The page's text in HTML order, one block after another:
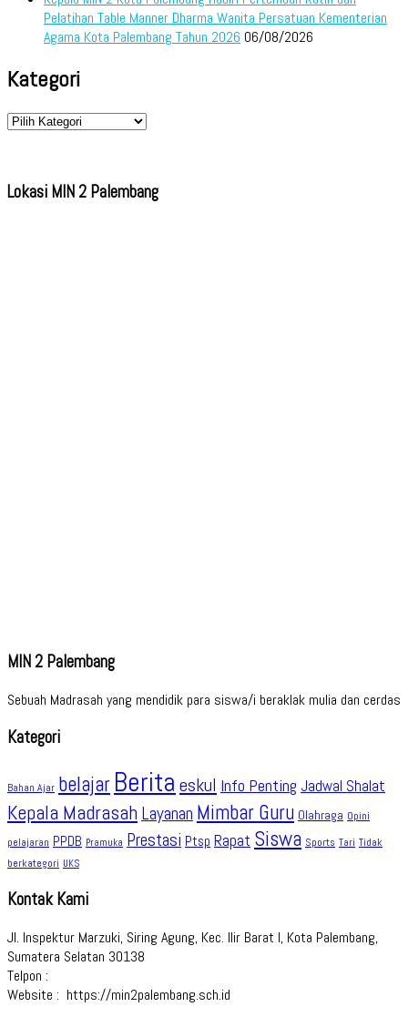
Pelatihan Table Manner Dharma Wanita Persatuan Kementerian
Agama Kota Palembang Tahun 2026 06/08/2026
Kategori
Kategori
Lokasi MIN 2 Palembang
MIN 2 Palembang
Sebuah Madrasah yang mendidik para siswa/i beraklak mulia dan cerdas
Kategori
Bahan Ajar belajar Berita eskul Info Penting Jadwal Shalat
Kepala Madrasah Layanan Mimbar Guru Olahraga Opini
pelajaran PPDB Pramuka Prestasi Ptsp Rapat Siswa Sports Tari Tidak
berkategori UKS
Kontak Kami
Jl. Inspektur Marzuki, Siring Agung, Kec. Ilir Barat I, Kota Palembang,
Sumatera Selatan 30138
Telpon :
Website : https://min2palembang.sch.id